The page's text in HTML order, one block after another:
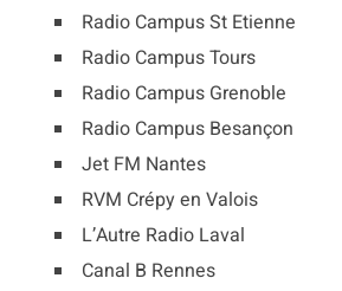
Radio Campus St Etienne
Radio Campus Tours
Radio Campus Grenoble
Radio Campus Besançon
Jet FM Nantes
RVM Crépy en Valois
L’Autre Radio Laval
Canal B Rennes